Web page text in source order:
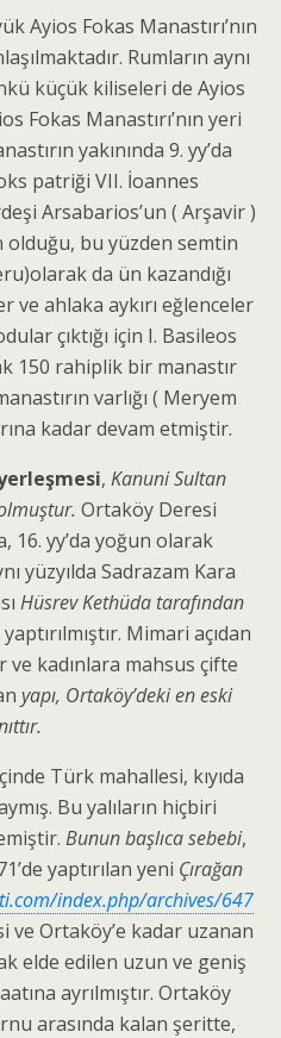
Ayios Fokas Manastırı’nın
Rumların aynı
küçük kiliseleri de Ayios
Fokas Manastırı’nın yeri
yakınında 9. yy’da
patriği VII. İoannes
Arsabarios’un ( Arşavir )
olduğu, bu yüzden semtin
da ün kazandığı
ve ahlaka aykırı eğlenceler
çıktığı için I. Basileos
150 rahiplik bir manastır
varlığı ( Meryem
kadar devam etmiştir.
, Kanuni Sultan
Ortaköy Deresi
16. yy’da yoğun olarak
yüzyılda Sadrazam Kara
Hüsrev Kethüda tarafından
Mimari açıdan
kadınlara mahsus çifte
yapı, Ortaköy’deki en eski
Türk mahallesi, kıyıda
Bu yalıların hiçbiri
Bunun başlıca sebebi,
yaptırılan yeni Çırağan
index.php/archives/647
ve Ortaköy’e kadar uzanan
elde edilen uzun ve geniş
ayrılmıştır. Ortaköy
arasında kalan şeritte,